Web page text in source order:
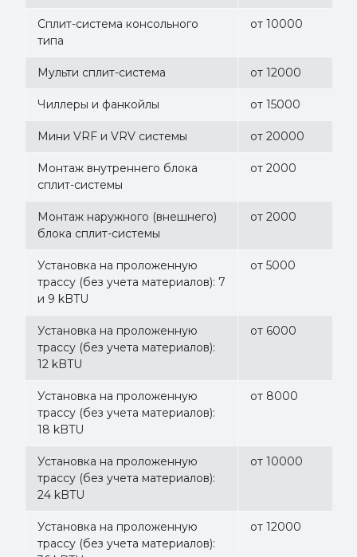
Сплит-система консольного
типа
от 10000
Мульти сплит-система от 12000
Чиллеры и фанкойлы от 15000
Мини VRF и VRV системы от 20000
Монтаж внутреннего блока
сплит-системы
от 2000
Монтаж наружного (внешнего)
блока сплит-системы
от 2000
Установка на проложенную
трассу (без учета материалов): 7
и 9 kBTU
от 5000
Установка на проложенную
трассу (без учета материалов):
12 kBTU
от 6000
Установка на проложенную
трассу (без учета материалов):
18 kBTU
от 8000
Установка на проложенную
трассу (без учета материалов):
24 kBTU
от 10000
Установка на проложенную
трассу (без учета материалов):
от 12000